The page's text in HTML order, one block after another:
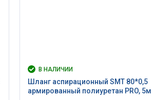
В НАЛИЧИИ
Шланг аспирационный SMT 80*0,5
армированный полиуретан PRO, 5м